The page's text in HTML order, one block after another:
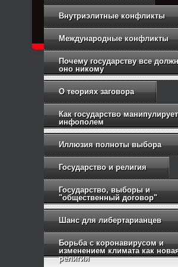
Внутриэлитные конфликты
Международные конфликты
Почему государству все
оно никому
О теориях заговора
Как государство манипулирует
инфополем
Иллюзия полноты выбора
Государство и религия
Государство, выборы и
"общественный договор"
Шанс для либертарианцев
Борьба с коронавирусом и
изменением климата как
религия
Связь с администрацией